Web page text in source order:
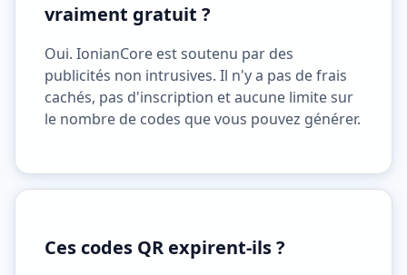
vraiment gratuit ?
Oui. IonianCore est soutenu par des
publicités non intrusives. Il n'y a pas de frais
cachés, pas d'inscription et aucune limite sur
le nombre de codes que vous pouvez générer.
Ces codes QR expirent-ils ?